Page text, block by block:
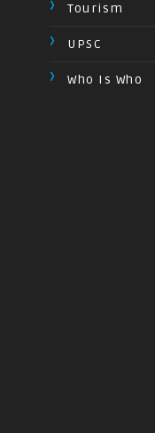
Tourism
UPSC
Who Is Who